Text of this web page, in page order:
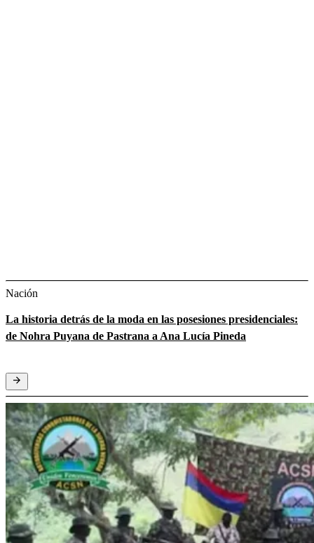
Nación
La historia detrás de la moda en las posesiones presidenciales:
de Nohra Puyana de Pastrana a Ana Lucía Pineda